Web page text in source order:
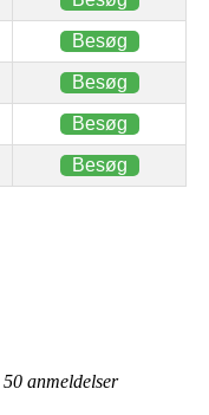
Besøg
Besøg
Besøg
Besøg
50 anmeldelser